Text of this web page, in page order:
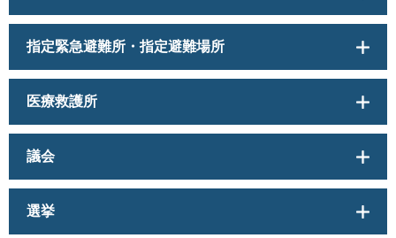
指定緊急避難所・指定避難場所
医療救護所
議会
選挙